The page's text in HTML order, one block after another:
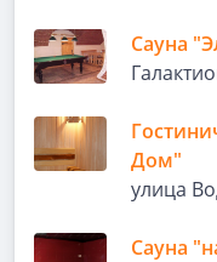
Сауна
Дом"
улица
Сауна